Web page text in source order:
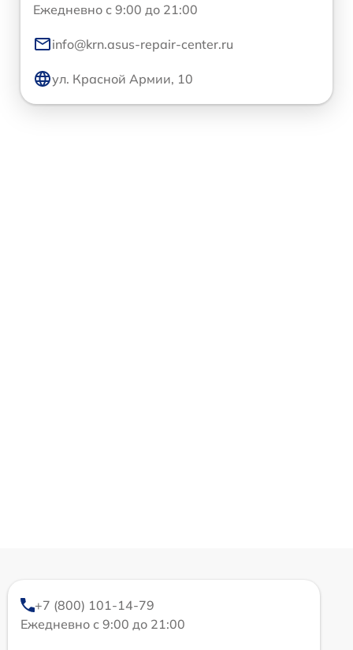
Ежедневно с 9:00 до 21:00
info@krn.asus-repair-center.ru
ул. Красной Армии, 10
+7 (800) 101-14-79
Ежедневно с 9:00 до 21:00